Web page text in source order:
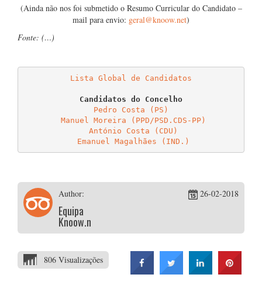
(Ainda não nos foi submetido o Resumo Curricular do Candidato –
mail para envio: geral@knoow.net)
Fonte: (…)
Lista Global de Candidatos
Pedro Costa (PS)
Manuel Moreira (PPD/PSD.CDS-PP)
António Costa (CDU)
Emanuel Magalhães (IND.)
Author:
Equipa
Knoow.net
26-02-2018
806 Visualizações